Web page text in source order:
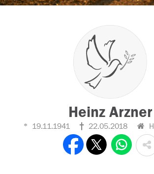
Heinz Arzner
19.11.1941 22.05.2018